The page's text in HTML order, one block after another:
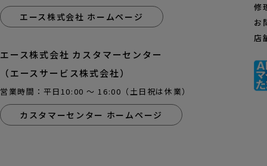
エース株式会社 ホームページ
エース株式会社 カスタマーセンター
（エースサービス株式会社）
営業時間：平日10:00 ～ 16:00（土日祝は休業）
カスタマーセンター ホームページ
修
お
店